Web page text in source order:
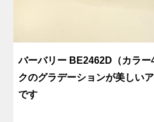
バーバリー BE2462D（カラー
クのグラデーションが美しい
です